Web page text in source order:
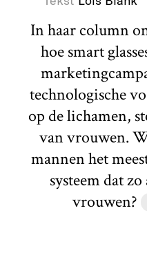
In haar column
hoe smart
technologische
op de lichamen,
van vrouwen.
mannen het
systeem dat
vrouwen?